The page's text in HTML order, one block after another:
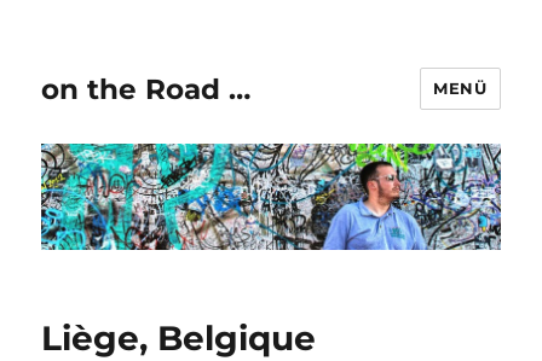
on the Road … MENÜ
Liège, Belgique